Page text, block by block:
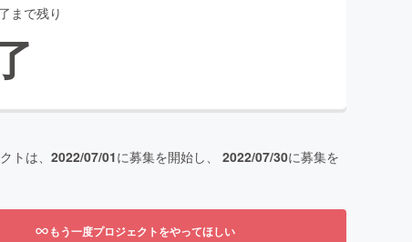
まで残り
トは、 2022/07/01に募集を開始し、 2022/07/30に募集を
もう一度プロジェクトをやってほしい